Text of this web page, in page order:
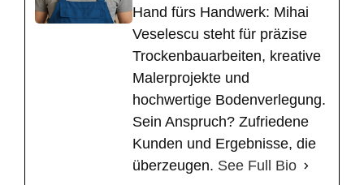
Hand fürs Handwerk: Mihai
Veselescu steht für präzise
Trockenbauarbeiten, kreative
Malerprojekte und
hochwertige Bodenverlegung.
Sein Anspruch? Zufriedene
Kunden und Ergebnisse, die
überzeugen. See Full Bio